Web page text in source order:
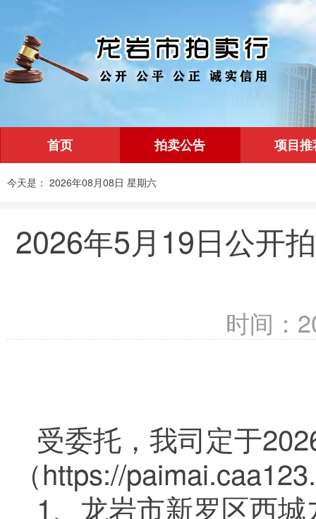
首页 拍卖公告 项目推
今天是： 2026年08月08日 星期六
2026年5月19日公开
时间：
受委托，我司定于
（https://
1 、龙岩市新罗区西城